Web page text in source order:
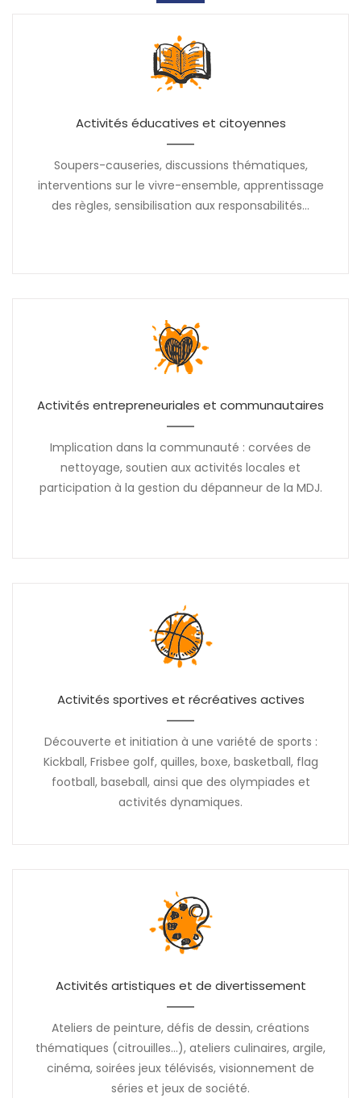
Activités éducatives et citoyennes
Soupers-causeries, discussions thématiques,
interventions sur le vivre-ensemble, apprentissage
des règles, sensibilisation aux responsabilités...
Activités entrepreneuriales et communautaires
Implication dans la communauté : corvées de
nettoyage, soutien aux activités locales et
participation à la gestion du dépanneur de la MDJ.
Activités sportives et récréatives actives
Découverte et initiation à une variété de sports :
Kickball, Frisbee golf, quilles, boxe, basketball, flag
football, baseball, ainsi que des olympiades et
activités dynamiques.
Activités artistiques et de divertissement
Ateliers de peinture, défis de dessin, créations
thématiques (citrouilles...), ateliers culinaires, argile,
cinéma, soirées jeux télévisés, visionnement de
séries et jeux de société.